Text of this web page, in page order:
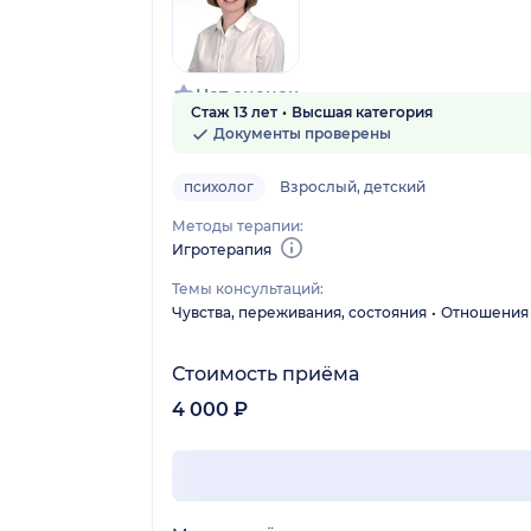
Нет оценок
Стаж 13 лет
Высшая категория
Документы проверены
психолог Взрослый, детский
Методы терапии:
Игротерапия
Темы консультаций:
Чувства, переживания, состояния
Отношения
Стоимость приёма
4 000 ₽